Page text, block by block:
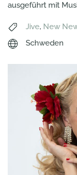
ausgeführt mit
Jive, New
Schweden